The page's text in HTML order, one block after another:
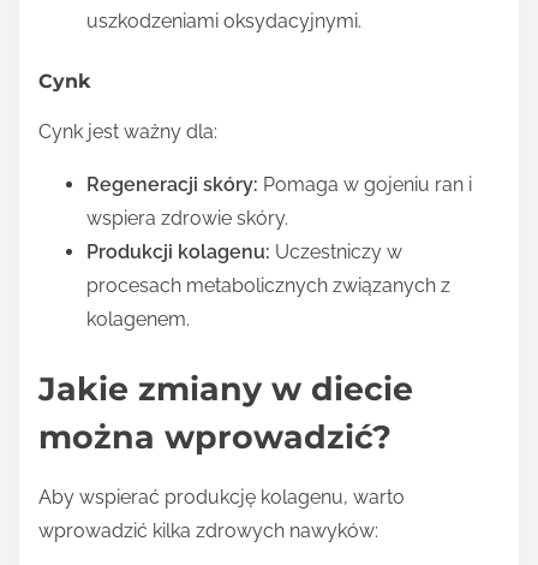
uszkodzeniami oksydacyjnymi.
Cynk
Cynk jest ważny dla:
Regeneracji skóry: Pomaga w gojeniu ran i
wspiera zdrowie skóry.
Produkcji kolagenu: Uczestniczy w
procesach metabolicznych związanych z
kolagenem.
Jakie zmiany w diecie
można wprowadzić?
Aby wspierać produkcję kolagenu, warto
wprowadzić kilka zdrowych nawyków: